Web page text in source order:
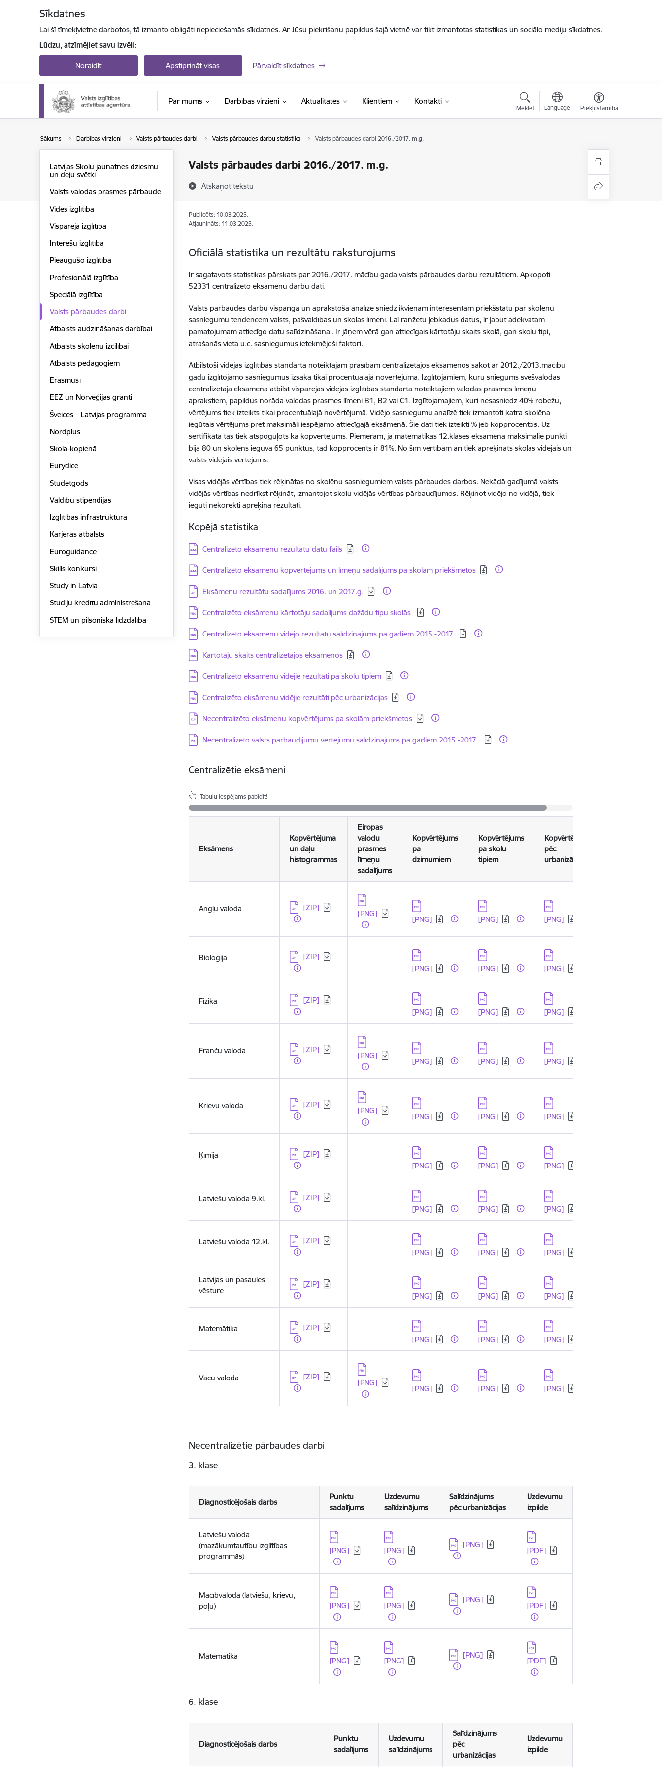
Sīkdatnes
Lai šī tīmekļvietne darbotos, tā izmanto obligāti nepieciešamās sīkdatnes. Ar Jūsu piekrišanu papildus šajā vietnē var tikt izmantotas statistikas un sociālo mediju sīkdatnes.
Lūdzu, atzīmējiet savu izvēli:
Noraidīt Apstiprināt visas Pārvaldīt sīkdatnes
Par mums Darbības virzieni Aktualitātes Klientiem Kontakti
Meklēt Language Piekļūstamība
Sākums Darbības virzieni Valsts pārbaudes darbi Valsts pārbaudes darbu statistika Valsts pārbaudes darbi 2016./2017. m.g.
Valsts pārbaudes darbi 2016./2017. m.g.
Atskaņot tekstu
Latvijas Skolu jaunatnes dziesmu
un deju svētki
Valsts valodas prasmes pārbaude
Vides izglītība
Vispārējā izglītība
Interešu izglītība
Pieaugušo izglītība
Profesionālā izglītība
Speciālā izglītība
Valsts pārbaudes darbi
Atbalsts audzināšanas darbībai
Atbalsts skolēnu izcilībai
Atbalsts pedagogiem
Erasmus+
EEZ un Norvēģijas granti
Šveices – Latvijas programma
Nordplus
Skola-kopienā
Eurydice
Studētgods
Valdību stipendijas
Izglītības infrastruktūra
Karjeras atbalsts
Euroguidance
Skills konkursi
Study in Latvia
Studiju kredītu administrēšana
STEM un pilsoniskā līdzdalība
Publicēts: 10.03.2025.
Atjaunināts: 11.03.2025.
Oficiālā statistika un rezultātu raksturojums
Ir sagatavots statistikas pārskats par 2016./2017. mācību gada valsts pārbaudes darbu rezultātiem. Apkopoti
52331 centralizēto eksāmenu darbu dati.
Valsts pārbaudes darbu vispārīgā un aprakstošā analīze sniedz ikvienam interesentam priekšstatu par skolēnu
sasniegumu tendencēm valsts, pašvaldības un skolas līmenī. Lai ranžētu jebkādus datus, ir jābūt adekvātam
pamatojumam attiecīgo datu salīdzināšanai. Ir jāņem vērā gan attiecīgais kārtotāju skaits skolā, gan skolu tipi,
atrašanās vieta u.c. sasniegumus ietekmējoši faktori.
Atbilstoši vidējās izglītības standartā noteiktajām prasībām centralizētajos eksāmenos sākot ar 2012./2013.mācību
gadu izglītojamo sasniegumus izsaka tikai procentuālajā novērtējumā. Izglītojamiem, kuru sniegums svešvalodas
centralizētajā eksāmenā atbilst vispārējās vidējās izglītības standartā noteiktajiem valodas prasmes līmeņu
aprakstiem, papildus norāda valodas prasmes līmeni B1, B2 vai C1. Izglītojamajiem, kuri nesasniedz 40% robežu,
vērtējums tiek izteikts tikai procentuālajā novērtējumā. Vidējo sasniegumu analīzē tiek izmantoti katra skolēna
iegūtais vērtējums pret maksimāli iespējamo attiecīgajā eksāmenā. Šie dati tiek izteikti % jeb kopprocentos. Uz
sertifikāta tas tiek atspoguļots kā kopvērtējums. Piemēram, ja matemātikas 12.klases eksāmenā maksimālie punkti
bija 80 un skolēns ieguva 65 punktus, tad kopprocents ir 81%. No šīm vērtībām arī tiek aprēķināts skolas vidējais un
valsts vidējais vērtējums.
Visas vidējās vērtības tiek rēķinātas no skolēnu sasniegumiem valsts pārbaudes darbos. Nekādā gadījumā valsts
vidējās vērtības nedrīkst rēķināt, izmantojot skolu vidējās vērtības pārbaudījumos. Rēķinot vidējo no vidējā, tiek
iegūti nekorekti aprēķina rezultāti.
Kopējā statistika
Lejupielādēt:
Centralizēto eksāmenu rezultātu datu fails
Lejupielādēt:
Centralizēto eksāmenu kopvērtējums un līmeņu sadalījums pa skolām priekšmetos
Lejupielādēt:
Eksāmenu rezultātu sadalījums 2016. un 2017.g.
Lejupielādēt:
Centralizēto eksāmenu kārtotāju sadalījums dažādu tipu skolās
Lejupielādēt:
Centralizēto eksāmenu vidējo rezultātu salīdzinājums pa gadiem 2015.-2017.
Lejupielādēt:
Kārtotāju skaits centralizētajos eksāmenos
Lejupielādēt:
Centralizēto eksāmenu vidējie rezultāti pa skolu tipiem
Lejupielādēt:
Centralizēto eksāmenu vidējie rezultāti pēc urbanizācijas
Lejupielādēt:
Necentralizēto eksāmenu kopvērtējums pa skolām priekšmetos
Lejupielādēt:
Necentralizēto valsts pārbaudījumu vērtējumu salīdzinājums pa gadiem 2015.-2017.
Centralizētie eksāmeni
Tabulu iespējams pabīdīt!
Eksāmens
Kopvērtējuma
un daļu
histogrammas
Eiropas
valodu
prasmes
līmeņu
sadalījums
Kopvērtējums
pa
dzimumiem
Kopvērtējums
pa skolu
tipiem
Kopvērtējums
pēc
urbanizācijas
Angļu valoda Lejupielādēt:
[ZIP]
Lejupielādēt:
[PNG]
Lejupielādēt:
[PNG]
Lejupielādēt:
[PNG]
Lejupielādēt:
[PNG]
Bioloģija Lejupielādēt:
[ZIP]
Lejupielādēt:
[PNG]
Lejupielādēt:
[PNG]
Lejupielādēt:
[PNG]
Fizika Lejupielādēt:
[ZIP]
Lejupielādēt:
[PNG]
Lejupielādēt:
[PNG]
Lejupielādēt:
[PNG]
Franču valoda Lejupielādēt:
[ZIP]
Lejupielādēt:
[PNG]
Lejupielādēt:
[PNG]
Lejupielādēt:
[PNG]
Lejupielādēt:
[PNG]
Krievu valoda Lejupielādēt:
[ZIP]
Lejupielādēt:
[PNG]
Lejupielādēt:
[PNG]
Lejupielādēt:
[PNG]
Lejupielādēt:
[PNG]
Ķīmija Lejupielādēt:
[ZIP]
Lejupielādēt:
[PNG]
Lejupielādēt:
[PNG]
Lejupielādēt:
[PNG]
Latviešu valoda 9.kl. Lejupielādēt:
[ZIP]
Lejupielādēt:
[PNG]
Lejupielādēt:
[PNG]
Lejupielādēt:
[PNG]
Latviešu valoda 12.kl. Lejupielādēt:
[ZIP]
Lejupielādēt:
[PNG]
Lejupielādēt:
[PNG]
Lejupielādēt:
[PNG]
Latvijas un pasaules
vēsture
Lejupielādēt:
[ZIP]
Lejupielādēt:
[PNG]
Lejupielādēt:
[PNG]
Lejupielādēt:
[PNG]
Matemātika Lejupielādēt:
[ZIP]
Lejupielādēt:
[PNG]
Lejupielādēt:
[PNG]
Lejupielādēt:
[PNG]
Vācu valoda Lejupielādēt:
[ZIP]
Lejupielādēt:
[PNG]
Lejupielādēt:
[PNG]
Lejupielādēt:
[PNG]
Lejupielādēt:
[PNG]
Necentralizētie pārbaudes darbi
3. klase
Diagnosticējošais darbs
Punktu
sadalījums
Uzdevumu
salīdzinājums
Salīdzinājums
pēc urbanizācijas
Uzdevumu
izpilde
Latviešu valoda
(mazākumtautību izglītības
programmās)
Lejupielādēt:
[PNG]
Lejupielādēt:
[PNG]
Lejupielādēt:
[PNG]
Lejupielādēt:
[PDF]
Mācībvaloda (latviešu, krievu,
poļu)
Lejupielādēt:
[PNG]
Lejupielādēt:
[PNG]
Lejupielādēt:
[PNG]
Lejupielādēt:
[PDF]
Matemātika
Lejupielādēt:
[PNG]
Lejupielādēt:
[PNG]
Lejupielādēt:
[PNG]
Lejupielādēt:
[PDF]
6. klase
Diagnosticējošais darbs
Punktu
sadalījums
Uzdevumu
salīdzinājums
Salīdzinājums
pēc
urbanizācijas
Uzdevumu
izpilde